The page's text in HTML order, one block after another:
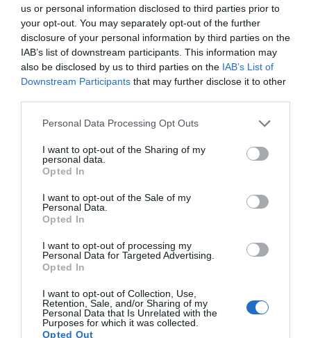
us or personal information disclosed to third parties prior to
your opt-out. You may separately opt-out of the further
disclosure of your personal information by third parties on the
IAB’s list of downstream participants. This information may
also be disclosed by us to third parties on the IAB’s List of
Downstream Participants that may further disclose it to other
Personal Data Processing Opt Outs
I want to opt-out of the Sharing of my
personal data.
Opted In
I want to opt-out of the Sale of my
Personal Data.
Opted In
I want to opt-out of processing my
Personal Data for Targeted Advertising.
Opted In
I want to opt-out of Collection, Use,
Retention, Sale, and/or Sharing of my
Personal Data that Is Unrelated with the
Purposes for which it was collected.
Opted Out
Услуги, включенные в стоимость
Допускается размещение с
мелкими животными
Доступ в Интернет
Интернет-уголок
Кондиционер в общих
Консьерж
прогулок
Обмен валюты
Свежая пресса
Сейф
ТВ-зал
Услуга приема-передачи
факсов
Услуги ксерокопирования
Читальный зал
Ресторан и бар
изысканным аппетитным блюдам и любезности персонала. По утрам
продукты; на обед и ужин предлагаются блюда итальянской и местной
Услуги за отдельную плату
Гараж на парковке отеля
Детский сад /Детский лагерь
Диетическая кухня
Международная кухня
Пункт первой помощи
Трансфер из/до аэропорта
Трансфер из/до выставочного
Упакованный ланч
Характеристики отеля
Gay Friendly
Напротив моря
Номера для курящих
Номера для некурящих
Старинное здание